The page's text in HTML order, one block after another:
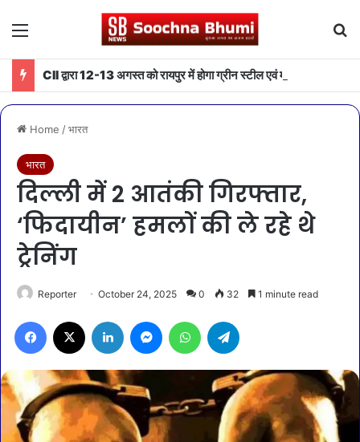
Menu
Home /भारत
भारत
दिल्ली में 2 आतंकी गिरफ्तार,
‘फिदायीन’ हमलों की ले रहे थे
ट्रेनिंग
Reporter October 24, 2025 0 32 1 minute read
Facebook LinkedIn MessengerWhatsApp